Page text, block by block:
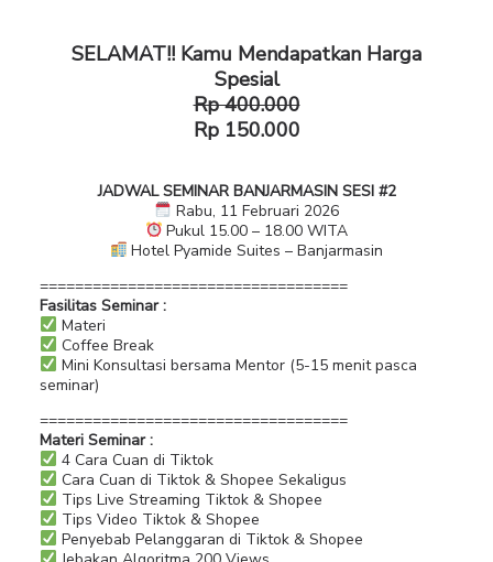
SELAMAT!! Kamu Mendapatkan Harga
Spesial
Rp 400.000
Rp 150.000
JADWAL SEMINAR BANJARMASIN SESI #2
Rabu, 11 Februari 2026
Pukul 15.00 – 18.00 WITA
Hotel Pyamide Suites – Banjarmasin
===================================
Fasilitas Seminar :
Materi
Coffee Break
Mini Konsultasi bersama Mentor (5-15 menit pasca
seminar)
===================================
Materi Seminar :
4 Cara Cuan di Tiktok
Cara Cuan di Tiktok & Shopee Sekaligus
Tips Live Streaming Tiktok & Shopee
Tips Video Tiktok & Shopee
Penyebab Pelanggaran di Tiktok & Shopee